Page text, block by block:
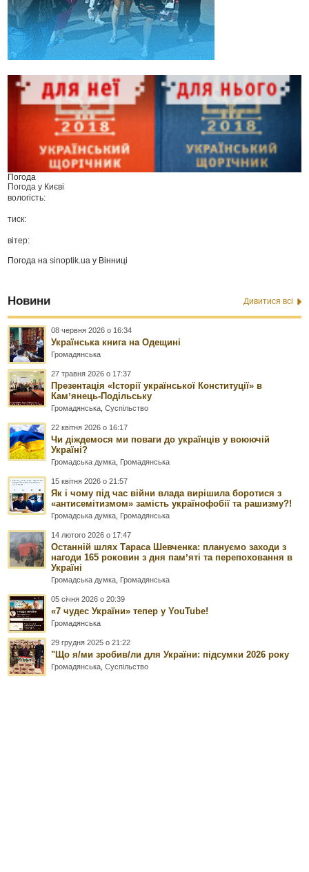
Погода
Погода у Києві
вологість:
тиск:
вітер:
Погода наsinoptik.ua у Вінниці
Новини Дивитися всі
08 червня 2026 о 16:34
Українська книга на Одещині
Громадянська
27 травня 2026 о 17:37
Презентація «Історії української Конституції» в
Камʼянець-Подільську
Громадянська ,Суспільство
22 квітня 2026 о 16:17
Чи діждемося ми поваги до українців у воюючій
Україні?
Громадська думка Громадянська
15 квітня 2026 о 21:57
Як і чому під час війни влада вирішила боротися з
«антисемітизмом» замість українофобії та рашизму?!
Громадська думка Громадянська
14 лютого 2026 о 17:47
Останній шлях Тараса Шевченка: плануємо заходи з
нагоди 165 роковин з дня памʼяті та перепоховання в
Україні
Громадська думка Громадянська
05 січня 2026 о 20:39
«7 чудес України» тепер у YouTube!
Громадянська
29 грудня 2025 о 21:22
"Що я/ми зробив/ли для України: підсумки 2026 року
Громадянська ,Суспільство